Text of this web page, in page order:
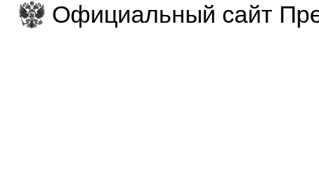
Официальный сайт